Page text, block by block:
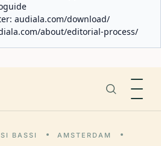
audiala.com/download/
about/editorial-process/
BASSI
AMSTERDAM